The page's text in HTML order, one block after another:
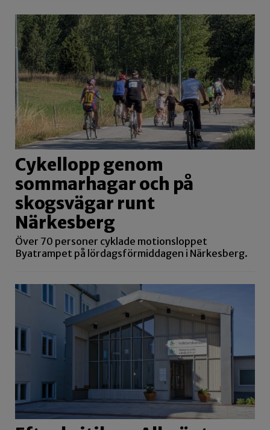
Cykellopp genom
sommarhagar och på
skogsvägar runt
Närkesberg
Över 70 personer cyklade motionsloppet
Byatrampet på lördagsförmiddagen i Närkesberg.